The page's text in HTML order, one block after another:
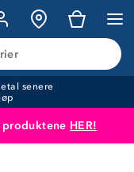
senere
produktene HER!